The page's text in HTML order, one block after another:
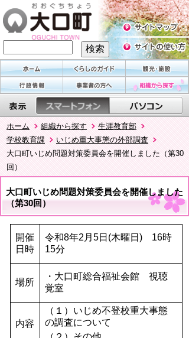
ホーム 組織から探す
生涯教育部
学校教育課
いじめ重大事態の外部調査
大口町いじめ問題対策委員会を開催しました（第30
回）
大口町いじめ問題対策委員会を開催しました
（第30回）
開催
日時
令和8年2月5日(木曜日) 16時
15分
場所
・大口町総合福祉会館 視聴
覚室
内容
（１）いじめ不登校重大事態
の調査について